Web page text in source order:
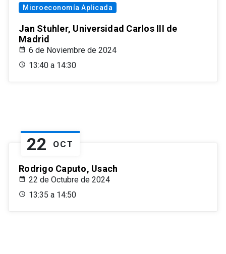
Microeconomía Aplicada
Jan Stuhler, Universidad Carlos III de
Madrid
6 de Noviembre de 2024
13:40 a 14:30
22 OCT
Rodrigo Caputo, Usach
22 de Octubre de 2024
13:35 a 14:50